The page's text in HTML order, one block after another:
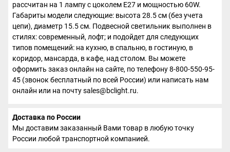
рассчитан на 1 лампу с цоколем E27 и мощностью 60W.
Габариты модели следующие: высота 28.5 см (без учета
цепи), диаметр 15.5 см. Подвесной светильник выполнен в
стилях: современный, лофт; и подойдет для следующих
типов помещений: на кухню, в спальню, в гостиную, в
коридор, мансарда, в кафе, над столом. Вы можете
оформить заказ онлайн на сайте, по телефону 8-800-550-95-
45 (звонок бесплатный по всей России) или написать нам
онлайн или на почту sales@bclight.ru.
Доставка по России
Мы доставим заказанный Вами товар в любую точку
России любой транспортной компанией.